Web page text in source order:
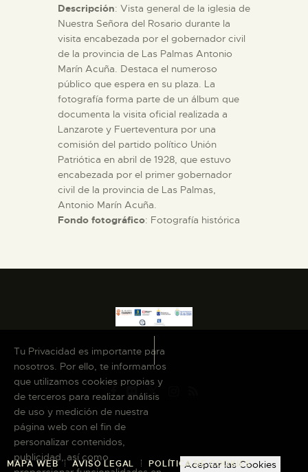
Descripción: Vista general de la iglesia de
Nuestra Señora del Rosario durante la
visita encabezada por el gobernador civil
de la provincia de Las Palmas Antonio
Marín Acuña. Destaca el numeroso
público que espera en su plaza. La
fotografía forma parte de un álbum que
documenta la visita oficial realizada a
Lanzarote y Fuerteventura por una
comisión del partido político Unión
Patriótica en abril de 1928, que estuvo
encabezada por el primer gobernador
civil de la provincia de Las Palmas,
Antonio Marín Acuña.
Fondo fotográfico: Fotografía histórica
MAPA WEB AVISO LEGAL POLÍTICA DE COOKIES
Tu Privacidad es importante para
nosotros. Por ello, te informamos
que utilizamos cookies propias y
de terceros para realizar análisis
de uso y medición de nuestra
página web con el fin de
personalizar contenidos,
publicidad, así como
Aceptar las Cookies